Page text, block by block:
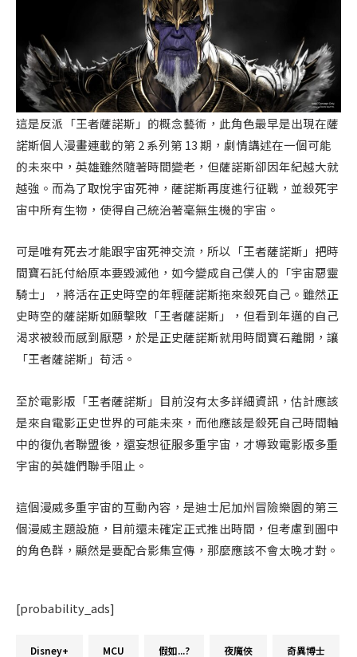
這是反派「王者薩諾斯」的概念藝術，此角色最早是出現在薩
諾斯個人漫畫連載的第 2 系列第 13 期，劇情講述在一個可能
的未來中，英雄雖然隨著時間變老，但薩諾斯卻因年紀越大就
越強。而為了取悅宇宙死神，薩諾斯再度進行征戰，並殺死宇
宙中所有生物，使得自己統治著毫無生機的宇宙。
可是唯有死去才能跟宇宙死神交流，所以「王者薩諾斯」把時
間寶石託付給原本要毀滅他，如今變成自己僕人的「宇宙惡靈
騎士」，將活在正史時空的年輕薩諾斯拖來殺死自己。雖然正
史時空的薩諾斯如願擊敗「王者薩諾斯」，但看到年邁的自己
渴求被殺而感到厭惡，於是正史薩諾斯就用時間寶石離開，讓
「王者薩諾斯」苟活。
至於電影版「王者薩諾斯」目前沒有太多詳細資訊，估計應該
是來自電影正史世界的可能未來，而他應該是殺死自己時間軸
中的復仇者聯盟後，還妄想征服多重宇宙，才導致電影版多重
宇宙的英雄們聯手阻止。
這個漫威多重宇宙的互動內容，是迪士尼加州冒險樂園的第三
個漫威主題設施，目前還未確定正式推出時間，但考慮到圖中
的角色群，顯然是要配合影集宣傳，那麼應該不會太晚才對。
[probability_ads]